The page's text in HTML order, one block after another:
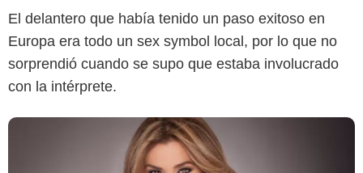
El delantero que había tenido un paso exitoso en
Europa era todo un sex symbol local, por lo que no
sorprendió cuando se supo que estaba involucrado
con la intérprete.